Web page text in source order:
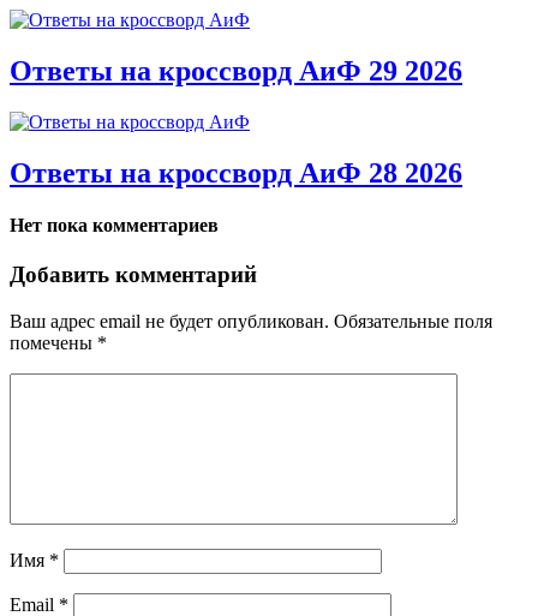
Ответы на кроссворд АиФ 29 2026
Ответы на кроссворд АиФ 28 2026
Нет пока комментариев
Добавить комментарий
Ваш адрес email не будет опубликован. Обязательные поля
помечены *
Имя *
Email *